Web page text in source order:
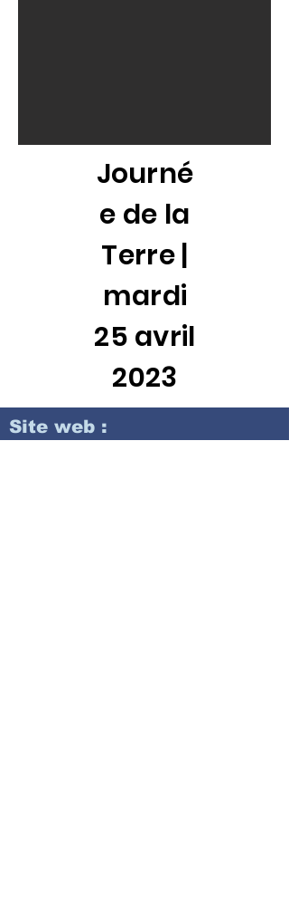
Journé
e de la
Terre |
mardi
25 avril
2023
Site web :